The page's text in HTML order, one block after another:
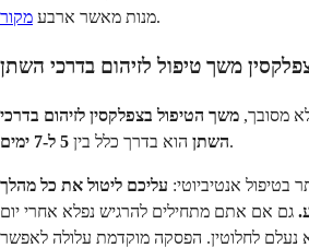
מנות מאשר ארבע מקור .
משך טיפול לזיהום בדרכי השתן
מסובך, משך הטיפול בצפלקסין לזיהום בדרכי
השתן הוא בדרך כלל בין 5 ל-7 ימים .
בטיפול אנטיביוטי: עליכם ליטול את כל מהלך
גם אם אתם מתחילים להרגיש נפלא אחרי יום
לא נעלם לחלוטין. הפסקה מוקדמת עלולה לאפשר